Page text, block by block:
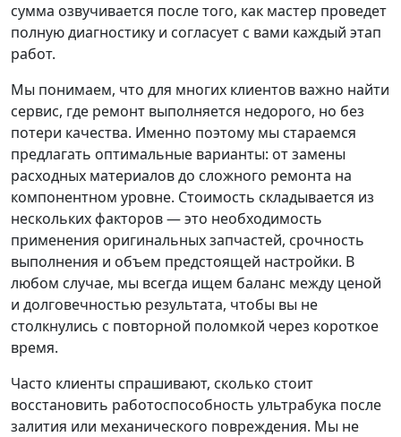
сумма озвучивается после того, как мастер проведет
полную диагностику и согласует с вами каждый этап
работ.
Мы понимаем, что для многих клиентов важно найти
сервис, где ремонт выполняется недорого, но без
потери качества. Именно поэтому мы стараемся
предлагать оптимальные варианты: от замены
расходных материалов до сложного ремонта на
компонентном уровне. Стоимость складывается из
нескольких факторов — это необходимость
применения оригинальных запчастей, срочность
выполнения и объем предстоящей настройки. В
любом случае, мы всегда ищем баланс между ценой
и долговечностью результата, чтобы вы не
столкнулись с повторной поломкой через короткое
время.
Часто клиенты спрашивают, сколько стоит
восстановить работоспособность ультрабука после
залития или механического повреждения. Мы не